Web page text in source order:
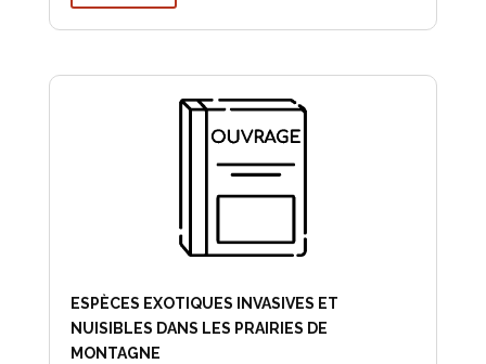
ESPÈCES EXOTIQUES INVASIVES ET
NUISIBLES DANS LES PRAIRIES DE
MONTAGNE